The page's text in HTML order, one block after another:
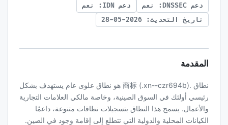
دعم DNSSEC: نعم
دعم IDN: نعم
تاريخ التحديث: 2026-05-28
المقدمة
نطاق .商标 (.xn--czr694b) هو نطاق علوى عام يستهدف بشكل
رئيسي أولئك في السوق الصينية، وخاصة مالكي العلامات التجارية
والأعمال. يسمح هذا النطاق بتسجيلات نطاقات متنوعة، داعمًا
الكيانات المحلية والدولية التي تتطلع إلى إقامة وجود في الصين.